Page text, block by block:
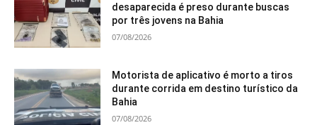
desaparecida é preso durante buscas
por três jovens na Bahia
07/08/2026
Motorista de aplicativo é morto a tiros
durante corrida em destino turístico da
Bahia
07/08/2026